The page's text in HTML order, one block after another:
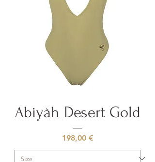
Abiyàh Desert Gold
Prezzo
198,00 €